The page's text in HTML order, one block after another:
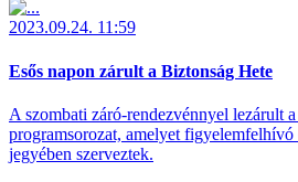
2023.09.24. 11:59
Esős napon zárult a Biztonság Hete
A szombati záró-rendezvénnyel lezárult
programsorozat, amelyet figyelemfelhívó
jegyében szerveztek.